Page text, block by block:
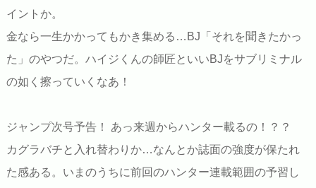
イントか。
金なら一生かかってもかき集める…BJ「それを聞きたかっ
た」のやつだ。ハイジくんの師匠といいBJをサブリミナル
の如く擦っていくなあ！
ジャンプ次号予告！ あっ来週からハンター載るの！？？
カグラバチと入れ替わりか…なんとか誌面の強度が保たれ
た感ある。いまのうちに前回のハンター連載範囲の予習し